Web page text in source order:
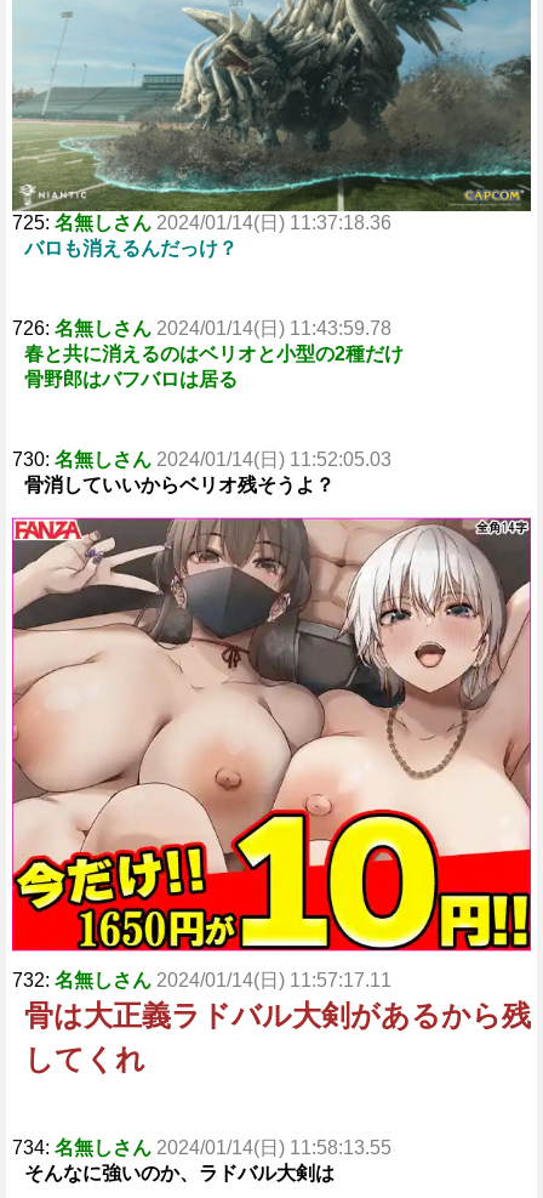
t
e
725: 名無しさん 2024/01/14(日) 11:37:18.36
バロも消えるんだっけ？
726: 名無しさん 2024/01/14(日) 11:43:59.78
春と共に消えるのはベリオと小型の2種だけ
骨野郎はバフバロは居る
730: 名無しさん 2024/01/14(日) 11:52:05.03
骨消していいからベリオ残そうよ？
732: 名無しさん 2024/01/14(日) 11:57:17.11
骨は大正義ラドバル大剣があるから残
してくれ
734: 名無しさん 2024/01/14(日) 11:58:13.55
そんなに強いのか、ラドバル大剣は